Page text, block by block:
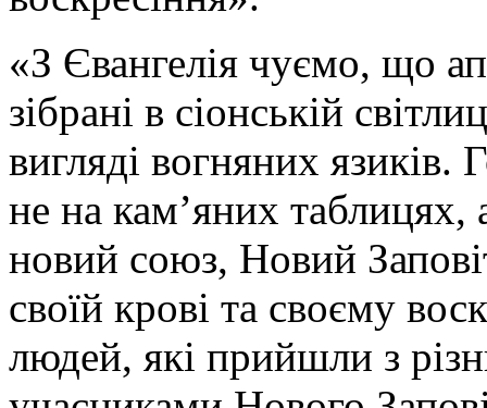
«З Євангелія чуємо, що
зібрані в сіонській
вигляді вогняних
не на кам’яних таблицях,
новий союз, Новий
своїй крові та своєму
людей, які прийшли з